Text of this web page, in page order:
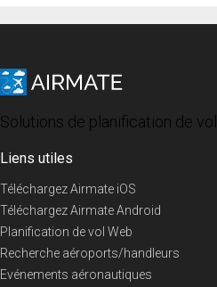
Solutions de planification de vol
Liens utiles
Téléchargez Airmate iOS
Téléchargez Airmate Android
Planification de vol Web
Recherche aéroports/handleurs
Evénements aéronautiques